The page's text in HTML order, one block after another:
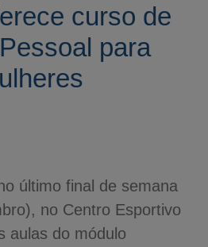
curso de
para
último final de semana
no Centro Esportivo
aulas do módulo